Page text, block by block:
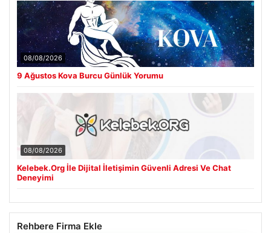
08/08/2026
9 Ağustos Kova Burcu Günlük Yorumu
08/08/2026
Kelebek.Org İle Dijital İletişimin Güvenli Adresi Ve Chat
Deneyimi
Rehbere Firma Ekle